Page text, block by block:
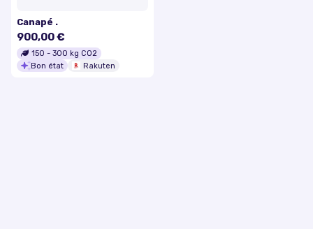
Canapé .
900,00 €
150 - 300 kg CO2
Bon état
Rakuten